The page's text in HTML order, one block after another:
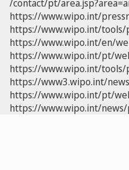
/contact/pt/
https://www.wipo.int/
https://www.wipo.int/tools/
https://www.wipo.int/en/
https://www.wipo.int/pt/
https://www.wipo.int/
https://www3.wipo.int/
https://www.wipo.int/pt/
https://www.wipo.int/